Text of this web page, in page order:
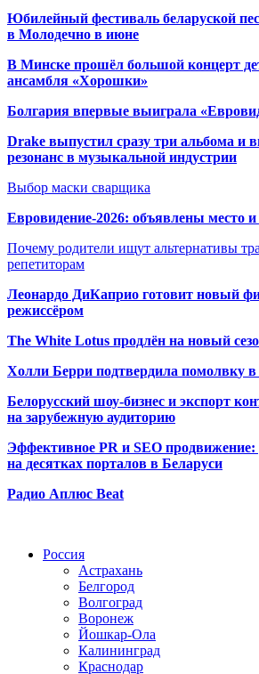
Юбилейный фестиваль беларуской
в Молодечно в июне
В Минске прошёл большой концерт
ансамбля «Хорошки»
Болгария впервые выиграла
Drake выпустил сразу три альбома и
резонанс в музыкальной индустрии
Выбор маски сварщика
Евровидение-2026: объявлены место
Почему родители ищут альтернативы
репетиторам
Леонардо ДиКаприо готовит новый
режиссёром
The White Lotus продлён на новый
Холли Берри подтвердила помолвку
Белорусский шоу-бизнес и экспорт
на зарубежную аудиторию
Эффективное PR и SEO продвижение:
на десятках порталов в Беларуси
Радио Аплюс Beat
Россия
Астрахань
Белгород
Волгоград
Воронеж
Йошкар-Ола
Калининград
Краснодар